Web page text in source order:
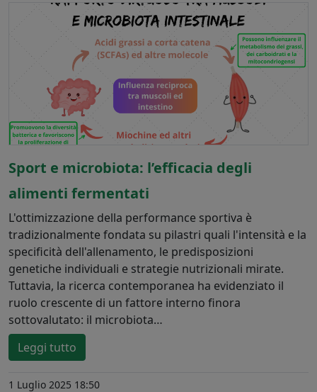
Sport e microbiota: l’efficacia degli
alimenti fermentati
L'ottimizzazione della performance sportiva è
tradizionalmente fondata su pilastri quali l'intensità e la
specificità dell'allenamento, le predisposizioni
genetiche individuali e strategie nutrizionali mirate.
Tuttavia, la ricerca contemporanea ha evidenziato il
ruolo crescente di un fattore interno finora
sottovalutato: il microbiota…
Leggi tutto
1 Luglio 2025 18:50